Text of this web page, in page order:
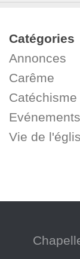
Catégories
Annonces
Carême
Catéchisme
Evénements
Vie de